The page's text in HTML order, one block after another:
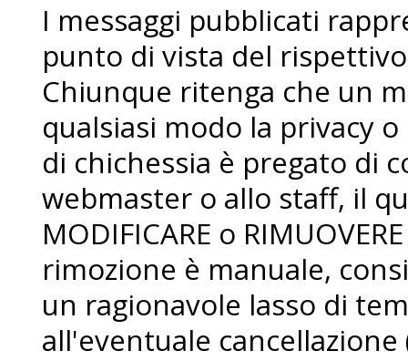
I messaggi pubblicati
punto di vista del
Chiunque ritenga che un
qualsiasi modo la privacy
di chichessia è pregato di
webmaster o allo staff, il
MODIFICARE o
rimozione è manuale,
un ragionavole lasso di
all'eventuale cancellazione